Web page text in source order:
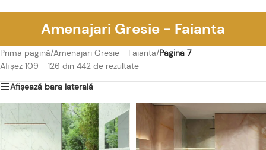
Amenajari Gresie - Faianta
Prima pagină/Amenajari Gresie - Faianta/Pagina 7
Afișez 109 - 126 din 442 de rezultate
Afișează bara laterală